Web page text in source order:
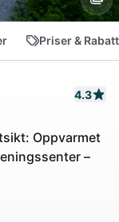
Priser &
4.3
Oppvarmet
–